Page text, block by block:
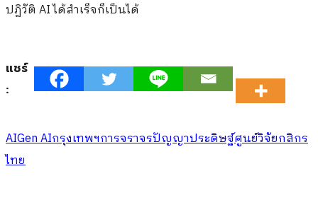
ปฏิวัติ AI ได้สำเร็จก็เป็นได้
แชร์
:
AIGen AIกรุงเทพฯการจราจรปัญญาประดิษฐ์ศูนย์วิจัยกสิกร
ไทย